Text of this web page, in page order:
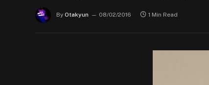
By Otakyun 08/02/2016 1 Min Read